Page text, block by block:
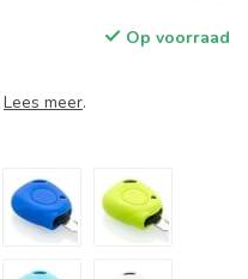
Op voorraad
Lees meer.